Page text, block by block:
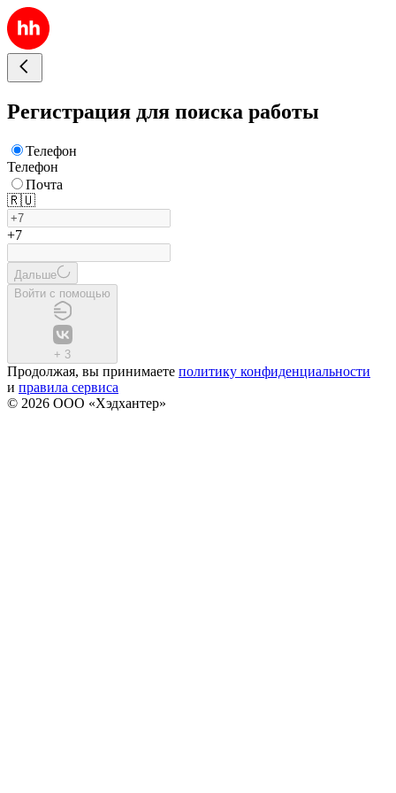
Регистрация для поиска работы
Телефон
Телефон
Почта
🇷🇺
+7
Дальше
Войти с помощью
+ 3
Продолжая, вы принимаете политику конфиденциальности
и правила сервиса
© 2026 ООО «Хэдхантер»